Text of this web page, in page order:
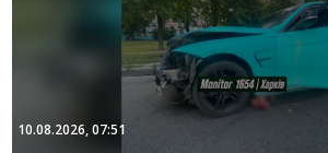
10.08.2026, 07:51